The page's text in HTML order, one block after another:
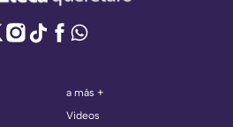
a más +
Videos